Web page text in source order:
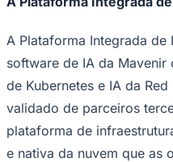
A Plataforma Integrada
software de IA da
de Kubernetes e IA da
validado de parceiros
plataforma de
e nativa da nuvem que as